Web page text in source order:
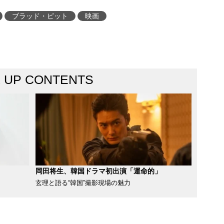
ブラッド・ピット 映画
UP CONTENTS
岡田将生、韓国ドラマ初出演「運命的」
玄理と語る“韓国”撮影現場の魅力